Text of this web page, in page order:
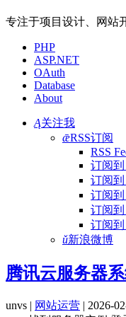
专注于项目设计、网站
PHP
ASP.NET
OAuth
Database
About
Ą关注我
ǣRSS订阅
RSS
订阅
订阅
订阅
订阅
订阅到
ǔ新浪微博
腾讯云服务器
unvs | 网站运营 | 2026-